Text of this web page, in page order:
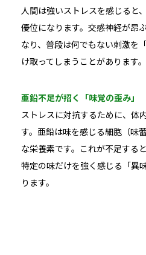
人間は強いストレスを感じると
優位になります。交感神経が昂
なり、普段は何でもない刺激を
け取ってしまうことがあります。
亜鉛不足が招く「味覚の歪み」
ストレスに対抗するために、体
す。亜鉛は味を感じる細胞（味
な栄養素です。これが不足する
特定の味だけを強く感じる「異
ります。